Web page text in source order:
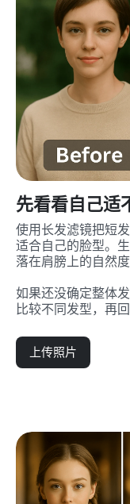
先看看自己适
使用长发滤镜把短
适合自己的脸型。
落在肩膀上的自然度
如果还没确定整体
比较不同发型，再
上传照片